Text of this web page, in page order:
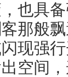
也具
那般
现强
空间